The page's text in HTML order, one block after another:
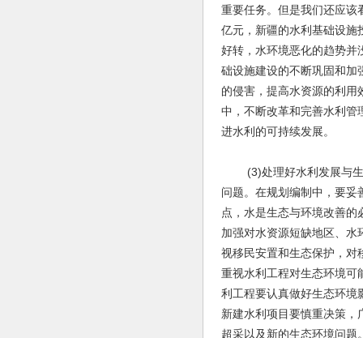
重要任务。但是我们还应该
亿元，新疆的水利基础设施
好转，水环境恶化的趋势并
础设施建设的不断巩固和加
的侵害，提高水资源的利用
中，不断改革和完善水利管
进水利的可持续发展。
(3)处理好水利发展与生
问题。在规划编制中，要
点，水是生态与环境改善
加强对水资源短缺地区、
视移民安置和生态保护，对
重视水利工程对生态环境可
利工程要认真做好生态环境
新建水利项目要慎重决策
超采以及新的生态环境问题